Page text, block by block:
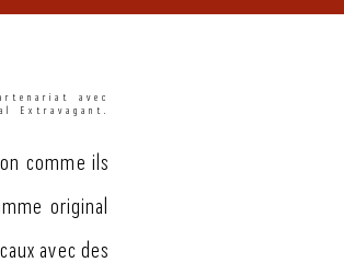
avec
Extravagant.
comme ils
original
avec des